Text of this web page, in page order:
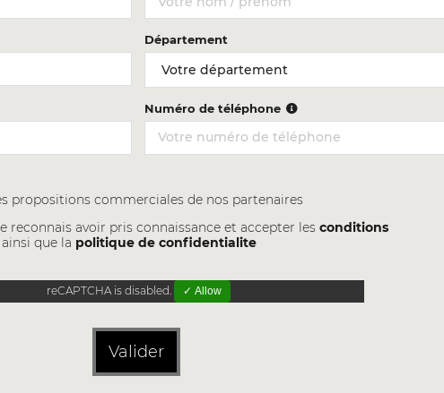
Département
Numéro de téléphone
propositions commerciales de nos partenaires
reconnais avoir pris connaissance et accepter lesconditions
ainsi que la politique de confidentialite
reCAPTCHA is disabled. ✓ Allow
Valider